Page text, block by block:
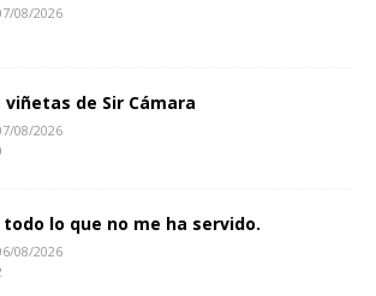
08/2026
viñetas de Sir Cámara
08/2026
todo lo que no me ha servido.
08/2026